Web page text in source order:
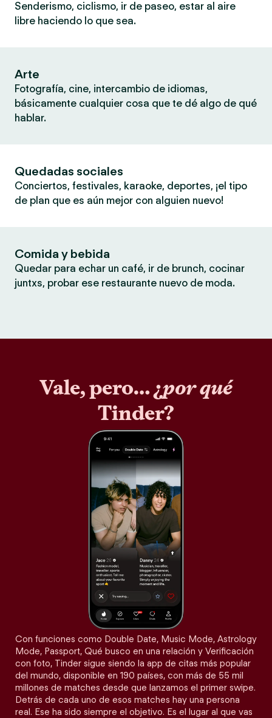
Senderismo, ciclismo, ir de paseo, estar al aire
libre haciendo lo que sea.
Arte
Fotografía, cine, intercambio de idiomas,
básicamente cualquier cosa que te dé algo de qué
hablar.
Quedadas sociales
Conciertos, festivales, karaoke, deportes, ¡el tipo
de plan que es aún mejor con alguien nuevo!
Comida y bebida
Quedar para echar un café, ir de brunch, cocinar
juntxs, probar ese restaurante nuevo de moda.
Vale, pero… ¿por qué
Tinder?
Con funciones como Double Date, Music Mode, Astrology
Mode, Passport, Qué busco en una relación y Verificación
con foto, Tinder sigue siendo la app de citas más popular
del mundo, disponible en 190 países, con más de 55 mil
millones de matches desde que lanzamos el primer swipe.
Detrás de cada uno de esos matches hay una persona
real. Ese ha sido siempre el objetivo. Es el lugar al que vas